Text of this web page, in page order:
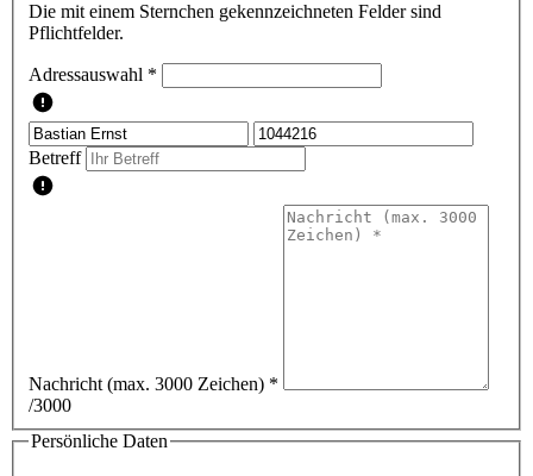
Die mit einem Sternchen gekennzeichneten Felder sind
Pflichtfelder.
Adressauswahl *
Betreff
Nachricht (max. 3000 Zeichen) *
/3000
Persönliche Daten